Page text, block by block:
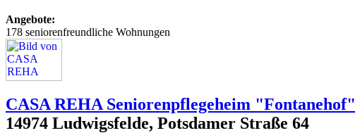
Angebote:
178 seniorenfreundliche Wohnungen
CASA REHA Seniorenpflegeheim "Fontanehof"
14974 Ludwigsfelde, Potsdamer Straße 64